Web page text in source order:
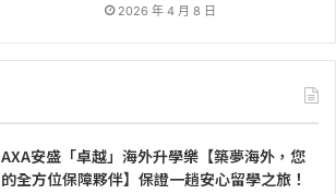
2026 年 4 月 8 日
AXA安盛「卓越」海外升學樂【築夢海外，您
的全方位保障夥伴】保證一趟安心留學之旅！